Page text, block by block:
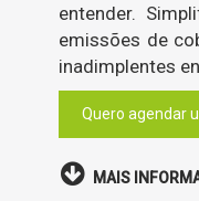
entender.
emissões de
inadimplentes
Quero agendar
MAIS